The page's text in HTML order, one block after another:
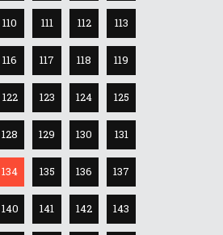
110 111 112 113
116 117 118 119
122 123 124 125
128 129 130 131
134 135 136 137
140 141 142 143